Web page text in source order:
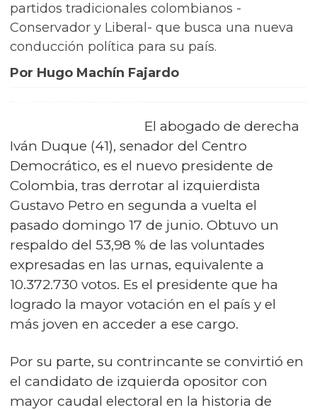
partidos tradicionales colombianos -
Conservador y Liberal- que busca una nueva
conducción política para su país.
Por Hugo Machín Fajardo
El abogado de derecha
Iván Duque (41), senador del Centro
Democrático, es el nuevo presidente de
Colombia, tras derrotar al izquierdista
Gustavo Petro en segunda a vuelta el
pasado domingo 17 de junio. Obtuvo un
respaldo del 53,98 % de las voluntades
expresadas en las urnas, equivalente a
10.372.730 votos. Es el presidente que ha
logrado la mayor votación en el país y el
más joven en acceder a ese cargo.
Por su parte, su contrincante se convirtió en
el candidato de izquierda opositor con
mayor caudal electoral en la historia de